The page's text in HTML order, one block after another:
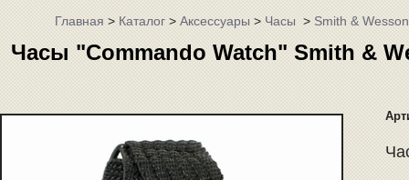
Главная>Каталог>Аксессуары>Часы>Smith & Wesson
Часы "Commando Watch" Smith &